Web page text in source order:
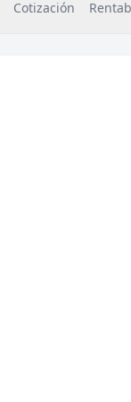
Cotización